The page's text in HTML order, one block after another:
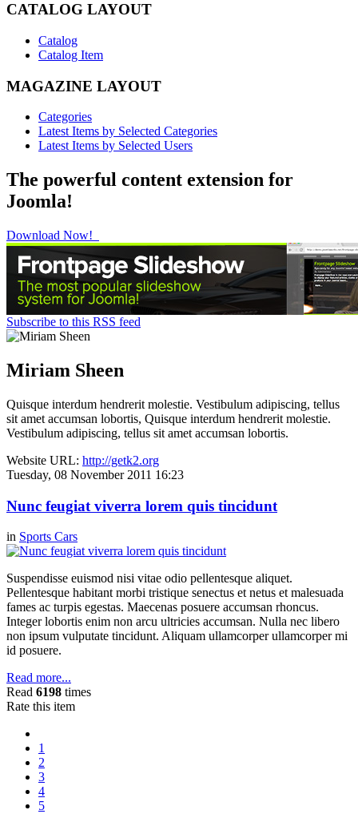
CATALOG LAYOUT
Catalog
Catalog Item
MAGAZINE LAYOUT
Categories
Latest Items by Selected Categories
Latest Items by Selected Users
The powerful content extension for
Joomla!
Download Now!
Subscribe to this RSS feed
Miriam Sheen
Quisque interdum hendrerit molestie. Vestibulum adipiscing, tellus
sit amet accumsan lobortis, Quisque interdum hendrerit molestie.
Vestibulum adipiscing, tellus sit amet accumsan lobortis.
Website URL: http://getk2.org
Tuesday, 08 November 2011 16:23
Nunc feugiat viverra lorem quis tincidunt
in Sports Cars
Suspendisse euismod nisi vitae odio pellentesque aliquet.
Pellentesque habitant morbi tristique senectus et netus et malesuada
fames ac turpis egestas. Maecenas posuere accumsan rhoncus.
Integer lobortis enim non arcu ultricies accumsan. Nulla nec libero
non ipsum vulputate tincidunt. Aliquam ullamcorper ullamcorper mi
id posuere.
Read more...
Read 6198 times
Rate this item
1
2
3
4
5